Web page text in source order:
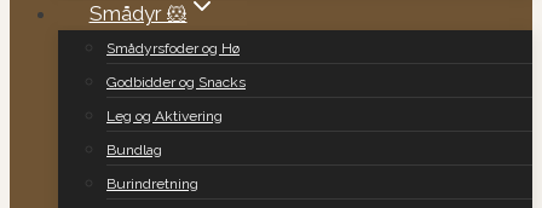
Smådyr 🐹
Smådyrsfoder og Hø
Godbidder og Snacks
Leg og Aktivering
Bundlag
Burindretning